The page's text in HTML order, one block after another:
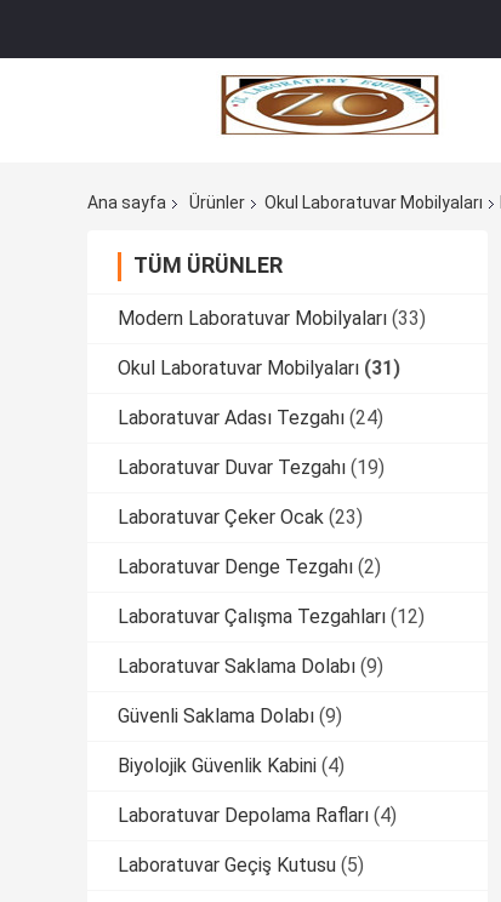
Ana sayfa Ürünler Okul Laboratuvar Mobilyaları
TÜM ÜRÜNLER
Modern Laboratuvar Mobilyaları (33)
Okul Laboratuvar Mobilyaları (31)
Laboratuvar Adası Tezgahı (24)
Laboratuvar Duvar Tezgahı (19)
Laboratuvar Çeker Ocak (23)
Laboratuvar Denge Tezgahı (2)
Laboratuvar Çalışma Tezgahları (12)
Laboratuvar Saklama Dolabı (9)
Güvenli Saklama Dolabı (9)
Biyolojik Güvenlik Kabini (4)
Laboratuvar Depolama Rafları (4)
Laboratuvar Geçiş Kutusu (5)